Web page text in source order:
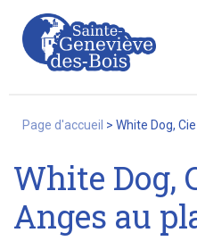
La Ville
Page d'accueil > White Dog,
White Dog,
Anges au